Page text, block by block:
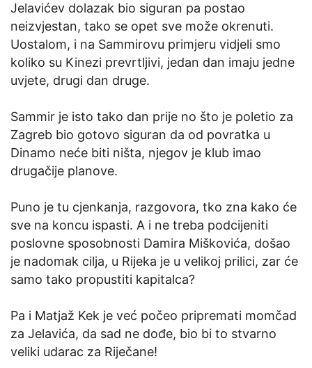
Jelavićev dolazak bio siguran pa postao
neizvjestan, tako se opet sve može okrenuti.
Uostalom, i na Sammirovu primjeru vidjeli smo
koliko su Kinezi prevrtljivi, jedan dan imaju jedne
uvjete, drugi dan druge.
Sammir je isto tako dan prije no što je poletio za
Zagreb bio gotovo siguran da od povratka u
Dinamo neće biti ništa, njegov je klub imao
drugačije planove.
Puno je tu cjenkanja, razgovora, tko zna kako će
sve na koncu ispasti. A i ne treba podcijeniti
poslovne sposobnosti Damira Miškovića, došao
je nadomak cilja, u Rijeka je u velikoj prilici, zar će
samo tako propustiti kapitalca?
Pa i Matjaž Kek je već počeo pripremati momčad
za Jelavića, da sad ne dođe, bio bi to stvarno
veliki udarac za Riječane!